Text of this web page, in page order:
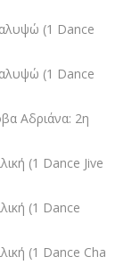
(1 Dance
(1 Dance
Αδριάνα: 2η
(1 Dance Jive
(1 Dance
(1 Dance Cha